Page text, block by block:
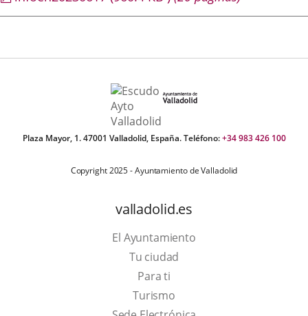
Plaza Mayor, 1. 47001 Valladolid, España. Teléfono:+34 983 426 100
Copyright 2025 - Ayuntamiento de Valladolid
valladolid.es
El Ayuntamiento
Tu ciudad
Para ti
TurismoThis